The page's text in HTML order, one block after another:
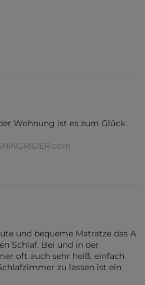
Wohnung ist es zum Glück
und bequeme Matratze das A
Schlaf. Bei und in der
oft auch sehr heiß, einfach
zu lassen ist ein